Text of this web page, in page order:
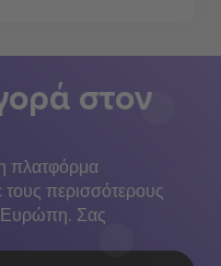
στον
πλατφόρμα
περισσότερους
Ευρώπη. Σας